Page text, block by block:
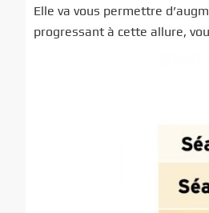
Elle va vous permettre
progressant à cette allure,